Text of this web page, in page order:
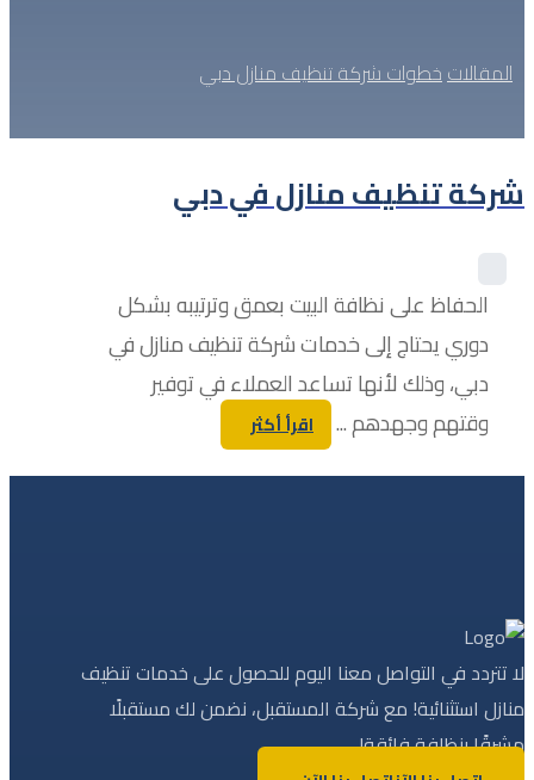
المقالاتخطوات شركة تنظيف منازل دبي
شركة تنظيف منازل في دبي
الحفاظ على نظافة البيت بعمق وترتيبه بشكل
دوري يحتاج إلى خدمات شركة تنظيف منازل في
دبي، وذلك لأنها تساعد العملاء في توفير
وقتهم وجهدهم ...
اقرأ أكثر
لا تتردد في التواصل معنا اليوم للحصول على خدمات تنظيف
منازل استثنائية! مع شركة المستقبل، نضمن لك مستقبلًا
مشرقًا بنظافة فائقة!